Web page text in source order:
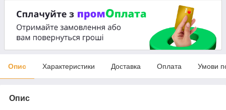
Опис Характеристики Доставка Оплата Умови
Опис